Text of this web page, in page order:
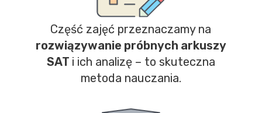
Część zajęć przeznaczamy na
rozwiązywanie próbnych arkuszy
SAT i ich analizę – to skuteczna
metoda nauczania.